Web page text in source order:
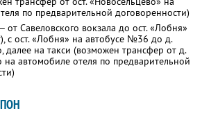
по предварительной договоренности)
от Савеловского вокзала до ост. «Лобня»
с ост. «Лобня» на автобусе №36 до д.
далее на такси (возможен трансфер от д.
на автомобиле отеля по предварительной